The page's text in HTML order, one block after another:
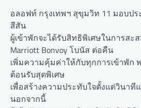
อลอฟท์ กรุงเทพฯ สุขุมวิท 11 มอบป
สีสัน
ผู้เข้าพักจะได้รับสิทธิพิเศษในการสะ
Marriott Bonvoy โบนัส ต่อคืน
เพิ่มความคุ้มค่าให้กับทุกการเข้าพัก
ต้อนรับสุดพิเศษ
เพื่อสร้างความประทับใจตั้งแต่วินาที
นอกจากนี้